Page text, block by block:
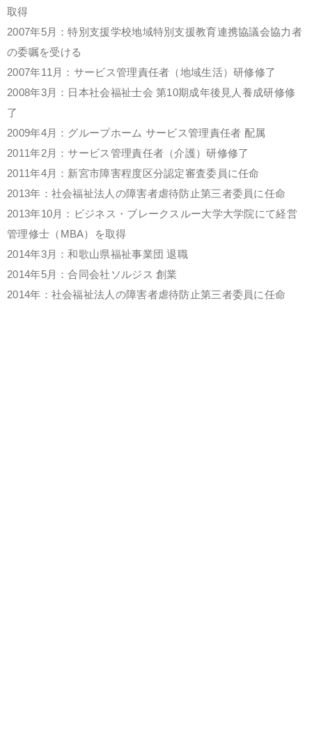
取得
2007年5月：特別支援学校地域特別支援教育連携協議会協力者
の委嘱を受ける
2007年11月：サービス管理責任者（地域生活）研修修了
2008年3月：日本社会福祉士会 第10期成年後見人養成研修修
了
2009年4月：グループホーム サービス管理責任者 配属
2011年2月：サービス管理責任者（介護）研修修了
2011年4月：新宮市障害程度区分認定審査委員に任命
2013年：社会福祉法人の障害者虐待防止第三者委員に任命
2013年10月：ビジネス・ブレークスルー大学大学院にて経営
管理修士（MBA）を取得
2014年3月：和歌山県福祉事業団 退職
2014年5月：合同会社ソルジス 創業
2014年：社会福祉法人の障害者虐待防止第三者委員に任命